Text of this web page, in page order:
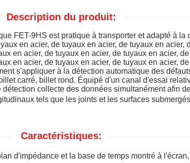
Description du produit:
FET-9HS est pratique à transporter et adapté à
en acier, de tuyaux en acier, de tuyaux en acier,
en acier, de tuyaux en acier, de tuyaux en acier,
en acier, de tuyaux en acier, de tuyaux en acier,
s'appliquer à la détection automatique des
carré, billet rond. Équipé d'un canal d'essai
collecte des données simultanément afin
tels que les joints et les surfaces
Caractéristiques:
d'impédance et la base de temps montré à